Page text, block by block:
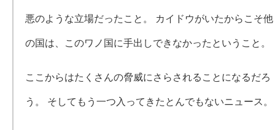
悪のような立場だったこと。 カイドウがいたからこそ他
の国は、このワノ国に手出しできなかったということ。
ここからはたくさんの脅威にさらされることになるだろ
う。 そしてもう一つ入ってきたとんでもないニュース。